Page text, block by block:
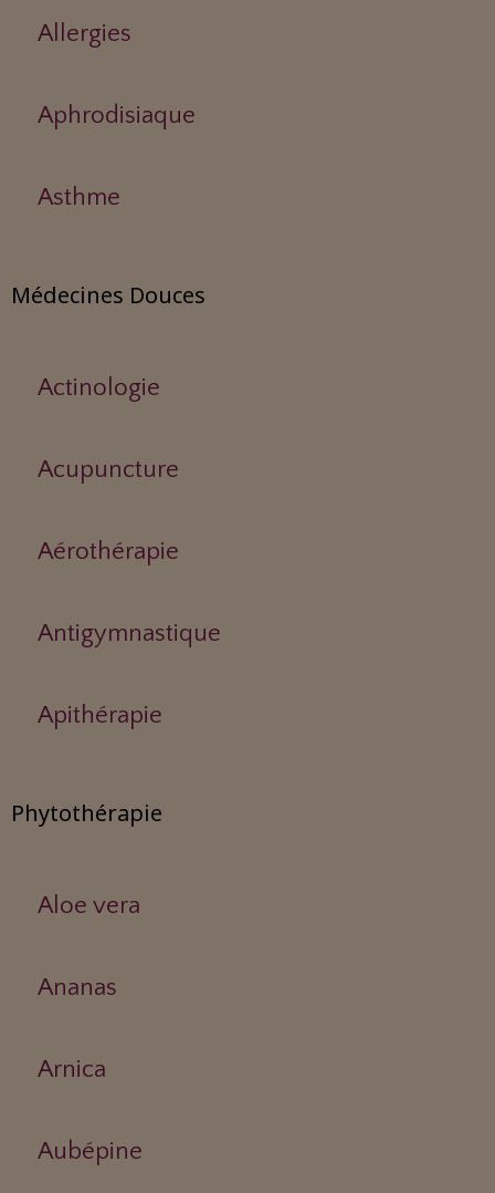
Allergies
Aphrodisiaque
Asthme
Médecines Douces
Actinologie
Acupuncture
Aérothérapie
Antigymnastique
Apithérapie
Phytothérapie
Aloe vera
Ananas
Arnica
Aubépine